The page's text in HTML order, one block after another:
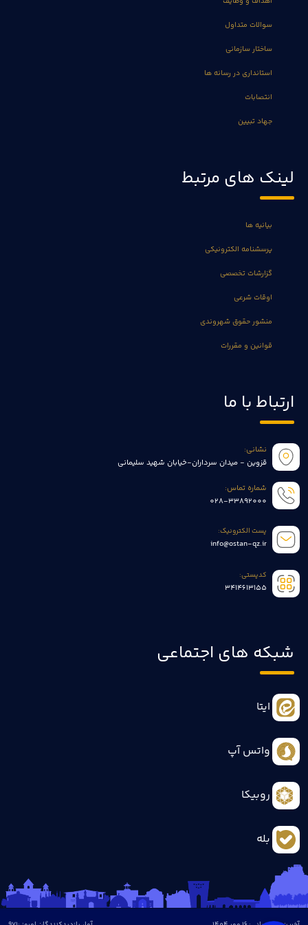
سوالات متداول
ساختار سازمانی
استانداری در رسانه ها
انتصابات
جهاد تبیین
لینک های مرتبط
بیانیه ها
پرسشنامه الکترونیکی
گزارشات تخصصی
اوقات شرعی
منشور حقوق شهروندی
قوانین و مقررات
ارتباط با ما
نشانی:
قزوین - میدان سرداران-خیابان شهید سلیمانی
شماره تماس:
028-33892000
پست الکترونیک:
info@ostan-qz.ir
کدپستی:
3414613155
شبکه های اجتماعی
ایتا
واتس آپ
روبیکا
بله